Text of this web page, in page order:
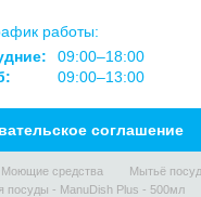
работы:
09:00–18:00
09:00–13:00
соглашение
Моющие средства Мытьё
посуды - ManuDish Plus - 500мл